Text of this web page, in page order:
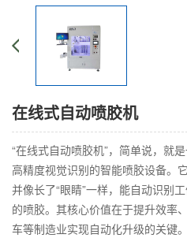
在线式自动喷胶机
“在线式自动喷胶机”，简单说，就
高精度视觉识别的智能喷胶设备。
并像长了“眼睛”一样，能自动识别
的喷胶。其核心价值在于提升效率
车等制造业实现自动化升级的关键